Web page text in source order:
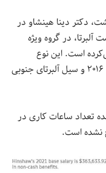
دکتر دینا هینشاو در
در گروه ویژه
است. این نوع
پاداش‌ها در آتش‌سوزی فورت مک‌موری سال ۲۰۱۶ و سیل آلبرتای جنوبی
تعداد ساعات کاری در
نشده است.